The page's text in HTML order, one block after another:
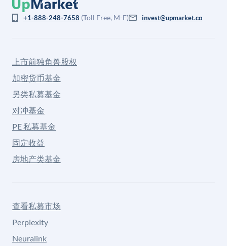
+1-888-248-7658 (Toll Free, M-F) invest@upmarket.co
上市前独角兽股权
加密货币基金
另类私募基金
对冲基金
PE 私募基金
固定收益
房地产类基金
查看私募市场
Perplexity
Neuralink